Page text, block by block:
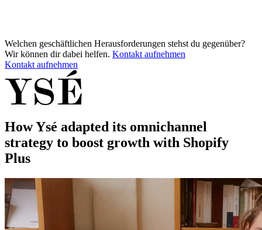
Welchen geschäftlichen Herausforderungen stehst du gegenüber?
Wir können dir dabei helfen. Kontakt aufnehmen
Kontakt aufnehmen
How Ysé adapted its omnichannel
strategy to boost growth with Shopify
Plus